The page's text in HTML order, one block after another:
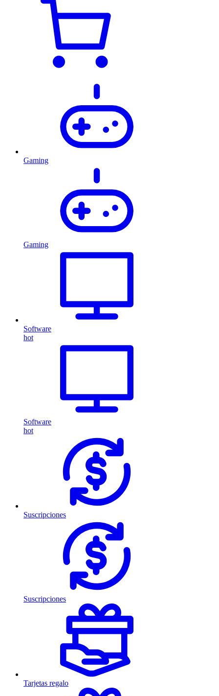
Gaming
Gaming
Software
hot
Software
hot
Suscripciones
Suscripciones
Tarjetas regalo